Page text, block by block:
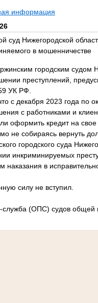
информация
суд Нижегородской
в мошенничестве
городским судом
преступлений,
УК РФ.
с декабря 2023 года по
с работниками и
оформить кредит на
не собираясь вернуть
городского суда
инкриминируемых
наказания в
силу не вступил.
(ОПС) судов общей